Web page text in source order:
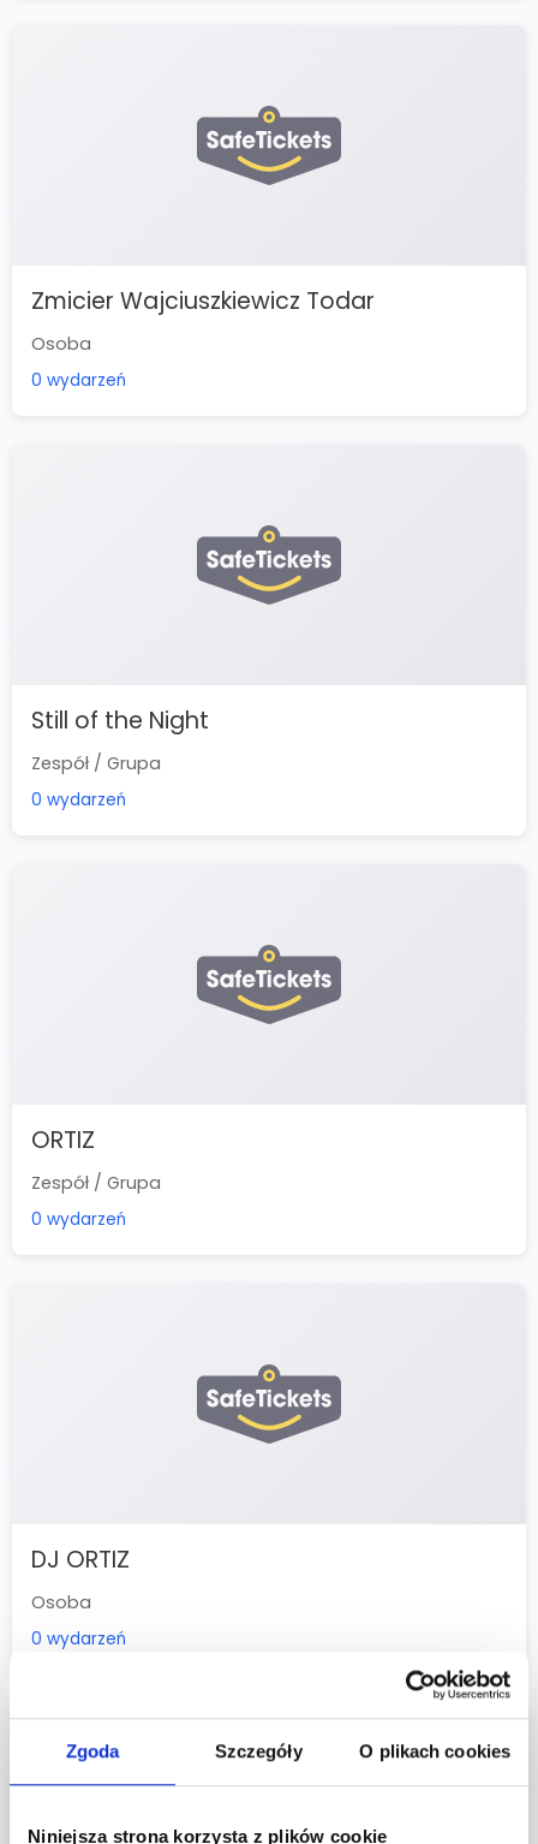
Zgoda Szczegóły O plikach cookies
Niniejsza strona korzysta z plików cookie
Zmicier Wajciuszkiewicz Todar
Osoba
0 wydarzeń
Still of the Night
Zespół / Grupa
0 wydarzeń
ORTIZ
Zespół / Grupa
0 wydarzeń
DJ ORTIZ
Osoba
0 wydarzeń